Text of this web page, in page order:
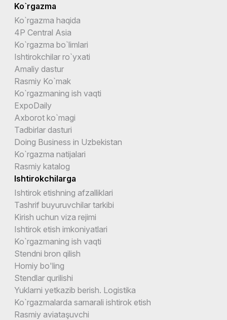
Ko`rgazma
Ko`rgazma haqida
4P Central Asia
Ko`rgazma bo`limlari
Ishtirokchilar ro`yxati
Amaliy dastur
Rasmiy Ko`mak
Ko`rgazmaning ish vaqti
ExpoDaily
Axborot ko`magi
Tadbirlar dasturi
Doing Business in Uzbekistan
Ko`rgazma natijalari
Rasmiy katalog
Ishtirokchilarga
Ishtirok etishning afzalliklari
Tashrif buyuruvchilar tarkibi
Kirish uchun viza rejimi
Ishtirok etish imkoniyatlari
Ko`rgazmaning ish vaqti
Stendni bron qilish
Homiy bo'ling
Stendlar qurilishi
Yuklarni yetkazib berish. Logistika
Ko`rgazmalarda samarali ishtirok etish
Rasmiy aviataşuvchi